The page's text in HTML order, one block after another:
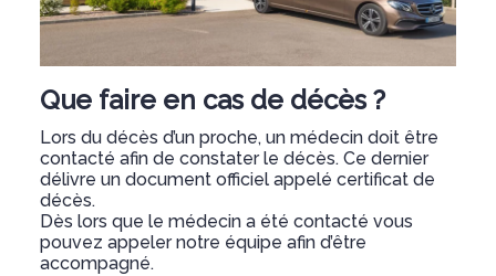
Que faire en cas de décès ?
Lors du décès d’un proche, un médecin doit être
contacté afin de constater le décès. Ce dernier
délivre un document officiel appelé certificat de
décès.
Dès lors que le médecin a été contacté vous
pouvez appeler notre équipe afin d’être
accompagné.